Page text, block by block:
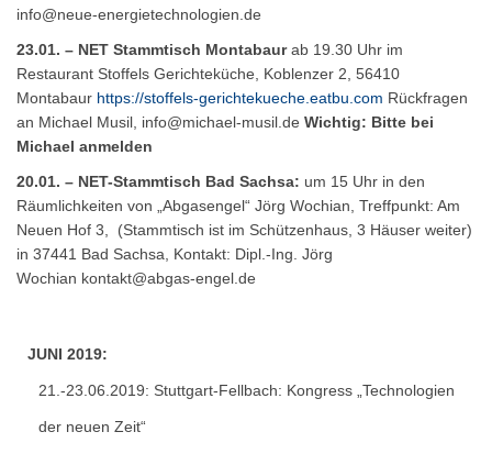
info@neue-energietechnologien.de
23.01. – NET Stammtisch Montabaurab 19.30 Uhr im
Restaurant Stoffels Gerichteküche, Koblenzer 2, 56410
Montabaur https://stoffels-gerichtekueche.eatbu.com Rückfragen
an Michael Musil, info@michael-musil.de Wichtig: Bitte bei
Michael anmelden
20.01. – NET-Stammtisch Bad Sachsa: um 15 Uhr in den
Räumlichkeiten von „Abgasengel“ Jörg Wochian, Treffpunkt: Am
Neuen Hof 3, (Stammtisch ist im Schützenhaus, 3 Häuser weiter)
in 37441 Bad Sachsa, Kontakt: Dipl.-Ing. Jörg
Wochian kontakt@abgas-engel.de
JUNI 2019:
21.-23.06.2019: Stuttgart-Fellbach: Kongress „Technologien
der neuen Zeit“